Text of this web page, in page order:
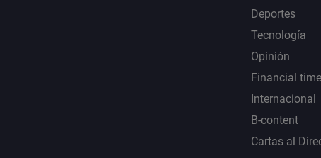
Deportes
Tecnología
Opinión
Financial
Internacional
B-content
Cartas al